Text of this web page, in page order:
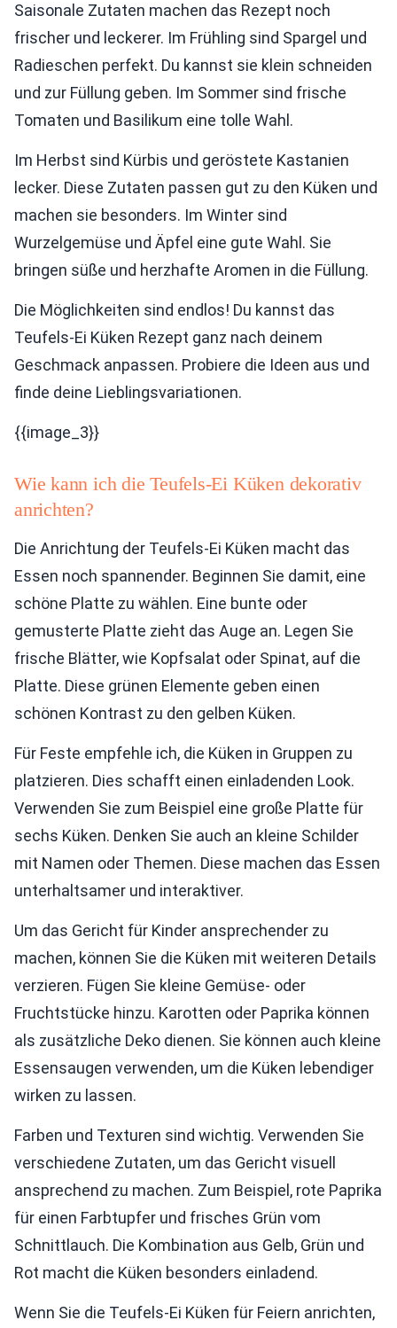
Saisonale Zutaten machen das Rezept noch
frischer und leckerer. Im Frühling sind Spargel und
Radieschen perfekt. Du kannst sie klein schneiden
und zur Füllung geben. Im Sommer sind frische
Tomaten und Basilikum eine tolle Wahl.
Im Herbst sind Kürbis und geröstete Kastanien
lecker. Diese Zutaten passen gut zu den Küken und
machen sie besonders. Im Winter sind
Wurzelgemüse und Äpfel eine gute Wahl. Sie
bringen süße und herzhafte Aromen in die Füllung.
Die Möglichkeiten sind endlos! Du kannst das
Teufels-Ei Küken Rezept ganz nach deinem
Geschmack anpassen. Probiere die Ideen aus und
finde deine Lieblingsvariationen.
{{image_3}}
Wie kann ich die Teufels-Ei Küken dekorativ
anrichten?
Die Anrichtung der Teufels-Ei Küken macht das
Essen noch spannender. Beginnen Sie damit, eine
schöne Platte zu wählen. Eine bunte oder
gemusterte Platte zieht das Auge an. Legen Sie
frische Blätter, wie Kopfsalat oder Spinat, auf die
Platte. Diese grünen Elemente geben einen
schönen Kontrast zu den gelben Küken.
Für Feste empfehle ich, die Küken in Gruppen zu
platzieren. Dies schafft einen einladenden Look.
Verwenden Sie zum Beispiel eine große Platte für
sechs Küken. Denken Sie auch an kleine Schilder
mit Namen oder Themen. Diese machen das Essen
unterhaltsamer und interaktiver.
Um das Gericht für Kinder ansprechender zu
machen, können Sie die Küken mit weiteren Details
verzieren. Fügen Sie kleine Gemüse- oder
Fruchtstücke hinzu. Karotten oder Paprika können
als zusätzliche Deko dienen. Sie können auch kleine
Essensaugen verwenden, um die Küken lebendiger
wirken zu lassen.
Farben und Texturen sind wichtig. Verwenden Sie
verschiedene Zutaten, um das Gericht visuell
ansprechend zu machen. Zum Beispiel, rote Paprika
für einen Farbtupfer und frisches Grün vom
Schnittlauch. Die Kombination aus Gelb, Grün und
Rot macht die Küken besonders einladend.
Wenn Sie die Teufels-Ei Küken für Feiern anrichten,